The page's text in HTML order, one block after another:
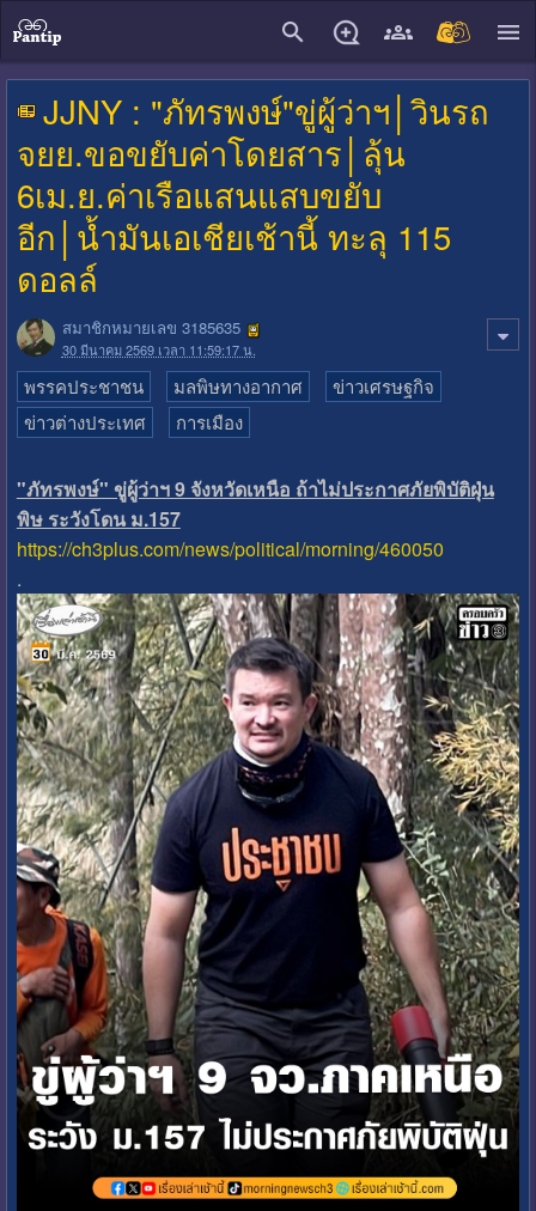
JJNY : "ภัทรพงษ์"ขู่ผู้ว่าฯ│วินรถ
จยย.ขอขยับค่าโดยสาร│ลุ้น
6เม.ย.ค่าเรือแสนแสบขยับ
อีก│น้ำมันเอเชียเช้านี้ ทะลุ 115
ดอลล์
สมาชิกหมายเลข 3185635
30 มีนาคม 2569 เวลา 11:59:17 น.
พรรคประชาชน มลพิษทางอากาศ
ข่าวเศรษฐกิจ
ข่าวต่างประเทศ
การเมือง
"ภัทรพงษ์" ขู่ผู้ว่าฯ 9 จังหวัดเหนือ ถ้าไม่ประกาศภัยพิบัติฝุ่น
พิษ ระวังโดน ม.157
https://ch3plus.com/news/political/morning/460050
.
close